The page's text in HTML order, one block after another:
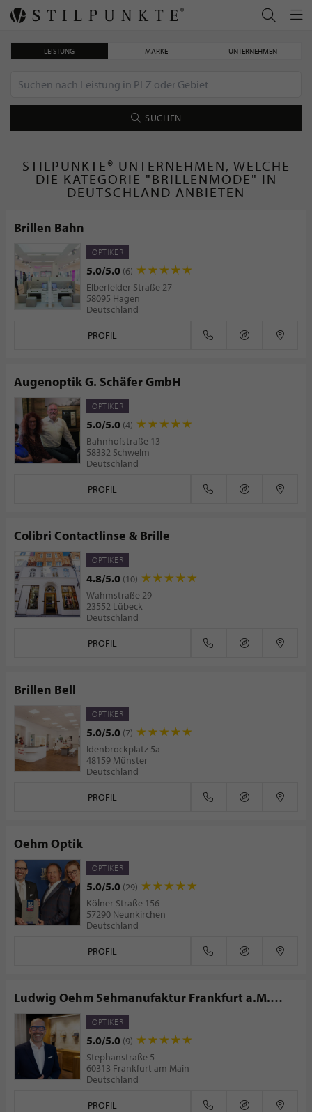
LEISTUNG MARKE UNTERNEHMEN
SUCHEN
STILPUNKTE® UNTERNEHMEN, WELCHE
DIE KATEGORIE "BRILLENMODE" IN
DEUTSCHLAND ANBIETEN
Brillen Bahn
OPTIKER
5.0/5.0 (6)
Elberfelder Straße 27
58095 Hagen
Deutschland
PROFIL
Augenoptik G. Schäfer GmbH
OPTIKER
5.0/5.0 (4)
Bahnhofstraße 13
58332 Schwelm
Deutschland
PROFIL
Colibri Contactlinse & Brille
OPTIKER
4.8/5.0 (10)
Wahmstraße 29
23552 Lübeck
Deutschland
PROFIL
Brillen Bell
OPTIKER
5.0/5.0 (7)
Idenbrockplatz 5a
48159 Münster
Deutschland
PROFIL
Oehm Optik
OPTIKER
5.0/5.0 (29)
Kölner Straße 156
57290 Neunkirchen
Deutschland
PROFIL
Ludwig Oehm Sehmanufaktur Frankfurt a.M.
GmbH & Co. KGOPTIKER
5.0/5.0 (9)
Stephanstraße 5
60313 Frankfurt am Main
Deutschland
PROFIL